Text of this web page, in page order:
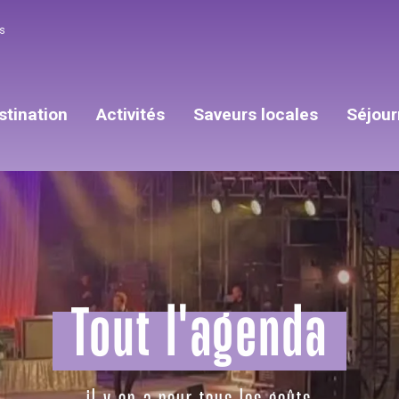
Activités Saveurs locales
Tout l'agenda